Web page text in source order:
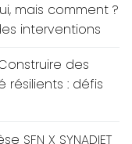
mais comment ?
interventions
des
résilients : défis
SFN X SYNADIET